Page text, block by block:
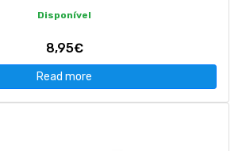
Disponível
8,95€
Read more